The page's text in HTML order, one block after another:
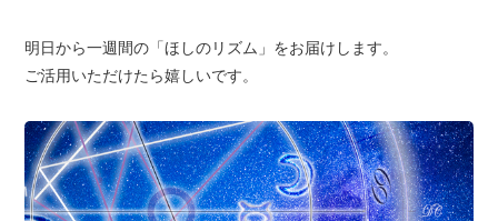
明日から一週間の「ほしのリズム」をお届けします。
ご活用いただけたら嬉しいです。